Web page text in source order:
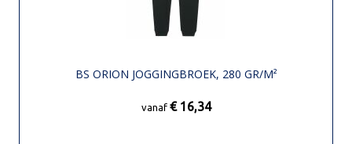
BS ORION JOGGINGBROEK, 280 GR/M²
vanaf € 16,34